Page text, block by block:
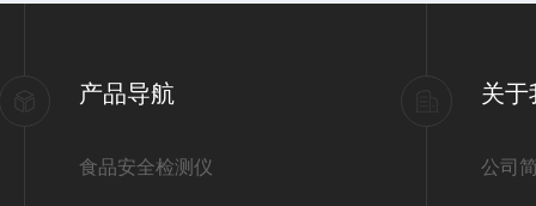
产品导航
食品安全检测仪
关于
公司